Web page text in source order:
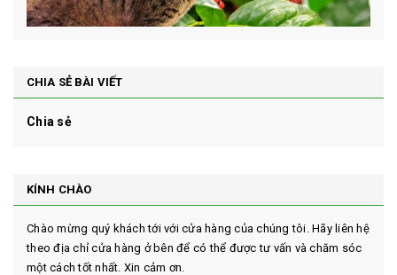
CHIA SẺ BÀI VIẾT
Chia sẻ
KÍNH CHÀO
Chào mừng quý khách tới với cửa hàng của chúng tôi. Hãy liên hệ
theo địa chỉ cửa hàng ở bên để có thể được tư vấn và chăm sóc
một cách tốt nhất. Xin cảm ơn.